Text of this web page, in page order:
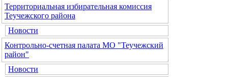
Территориальная избирательная комиссия
Теучежского района
Новости
Контрольно-счетная палата МО "Теучежский
район"
Новости